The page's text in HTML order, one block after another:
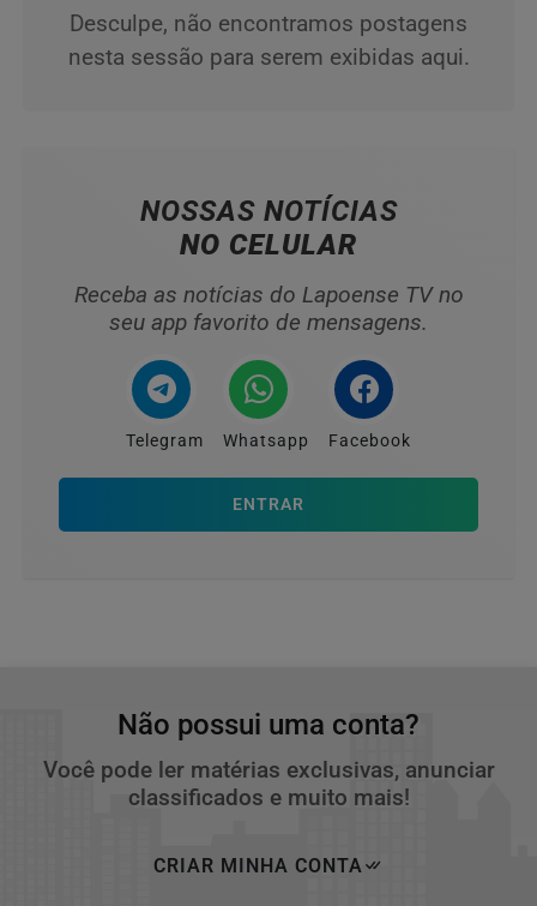
Desculpe, não encontramos postagens
nesta sessão para serem exibidas aqui.
NOSSAS NOTÍCIAS
NO CELULAR
Receba as notícias do Lapoense TV no
seu app favorito de mensagens.
Telegram Whatsapp Facebook
ENTRAR
Não possui uma conta?
Você pode ler matérias exclusivas, anunciar
classificados e muito mais!
CRIAR MINHA CONTA